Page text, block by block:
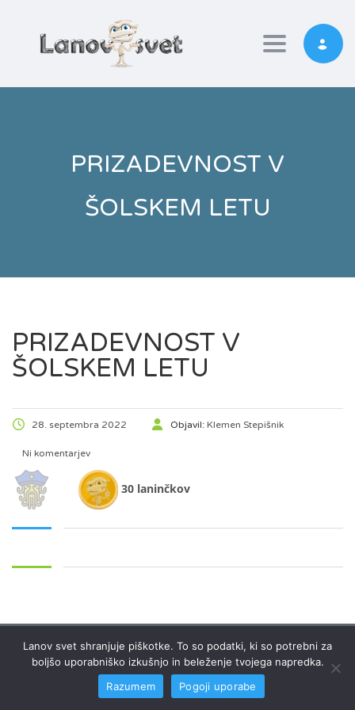
Toggle
PRIZADEVNOST V
ŠOLSKEM LETU
PRIZADEVNOST V
ŠOLSKEM LETU
28. septembra 2022 Objavil: Klemen Stepišnik
Ni komentarjev
30 laninčkov
Pravice pridržane © 2024 Lanovsvet.siKlemen Stepišnik
Lanov svet shranjuje piškotke. To so podatki, ki so potrebni za
boljšo uporabniško izkušnjo in beleženje tvojega napredka.
Razumem
Pogoji uporabe